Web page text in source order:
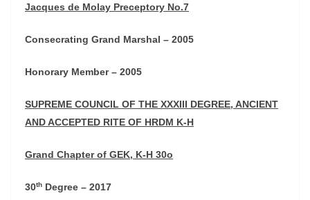
Jacques de Molay Preceptory No.7
Consecrating Grand Marshal – 2005
Honorary Member – 2005
SUPREME COUNCIL OF THE XXXIII DEGREE, ANCIENT
AND ACCEPTED RITE OF HRDM K-H
Grand Chapter of GEK, K-H 30o
30th Degree – 2017